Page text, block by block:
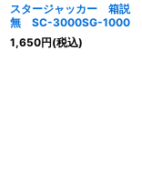
スタージャッカー 箱説
無 SC-3000SG-1000
1,650円(税込)